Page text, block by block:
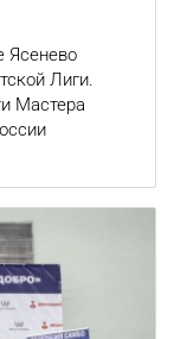
Ясенево
Лиги.
Мастера